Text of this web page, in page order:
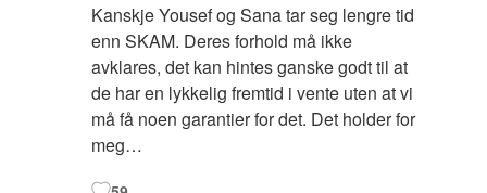
Kanskje Yousef og Sana tar seg lengre tid
enn SKAM. Deres forhold må ikke
avklares, det kan hintes ganske godt til at
de har en lykkelig fremtid i vente uten at vi
må få noen garantier for det. Det holder for
meg…